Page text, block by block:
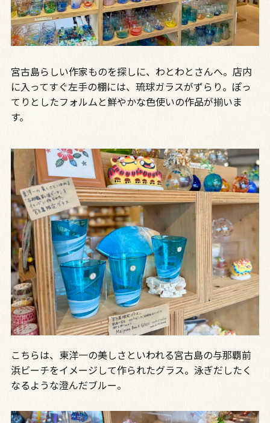
宮古島らしい作家ものを探しに、わとわとさんへ。店内
に入ってすぐ左手の棚には、琉球ガラスがずらり。ぽっ
てりとしたフォルムと鮮やかな色使いの作品が揃いま
す。
こちらは、東洋一の美しさといわれる宮古島の与那覇前
浜ビーチをイメージして作られたグラス。泳ぎだしたく
なるような澄んだブルー。